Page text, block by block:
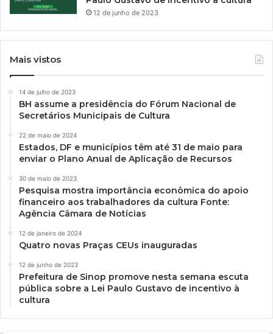
12 de junho de 2023
Mais vistos
14 de julho de 2023
BH assume a presidência do Fórum Nacional de
Secretários Municipais de Cultura
22 de maio de 2024
Estados, DF e municípios têm até 31 de maio para
enviar o Plano Anual de Aplicação de Recursos
30 de maio de 2023
Pesquisa mostra importância econômica do apoio
financeiro aos trabalhadores da cultura Fonte:
Agência Câmara de Notícias
12 de janeiro de 2024
Quatro novas Praças CEUs inauguradas
12 de junho de 2023
Prefeitura de Sinop promove nesta semana escuta
pública sobre a Lei Paulo Gustavo de incentivo à
cultura